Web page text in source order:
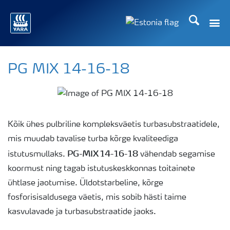
Otsi
PG MIX 14-16-18
Kõik ühes pulbriline kompleksväetis turbasubstraatidele,
mis muudab tavalise turba kõrge kvaliteediga
istutusmullaks. PG-MIX 14-16-18vähendab segamise
koormust ning tagab istutuskeskkonnas toitainete
ühtlase jaotumise. Üldotstarbeline, kõrge
fosforisisaldusega väetis, mis sobib hästi taime
kasvulavade ja turbasubstraatide jaoks.